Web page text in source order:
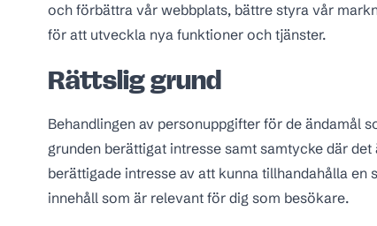
och förbättra vår webbplats, bättre styra vår
för att utveckla nya funktioner och tjänster.
Rättslig grund
Behandlingen av personuppgifter för de ändamål
grunden berättigat intresse samt samtycke där
berättigade intresse av att kunna tillhandahålla
innehåll som är relevant för dig som besökare.